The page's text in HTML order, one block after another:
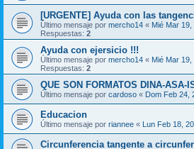
[URGENTE] Ayuda con las
Último mensaje por mercho14 « Mié Mar
Respuestas: 2
Ayuda con ejersicio !!!
Último mensaje por mercho14 « Mié Mar
Respuestas: 2
QUE SON FORMATOS DINA-ASA-
Último mensaje por cardoso « Dom Feb 24,
Educacion
Último mensaje por riannee « Lun Feb 18,
Circunferencia tangente a